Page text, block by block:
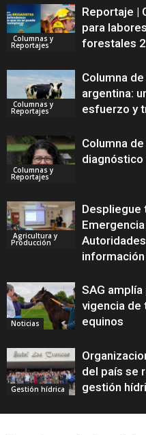
Columnas y
Reportajes
Reportaje |
para
forestales
Columnas y
Reportajes
Columna
argentina:
esfuerzo y
Columnas y
Reportajes
Columna
diagnóstico
Agricultura y
Producción
Despliegue
Noticias
SAG
vigencia de
equinos
Gestión hídrica
del país se
gestión